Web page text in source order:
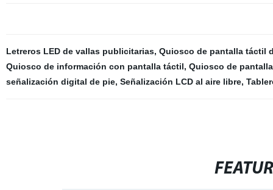
Letreros LED de vallas publicitarias, Quiosco de pantalla táctil
Quiosco de información con pantalla táctil, Quiosco de
señalización digital de pie, Señalización LCD al aire libre,